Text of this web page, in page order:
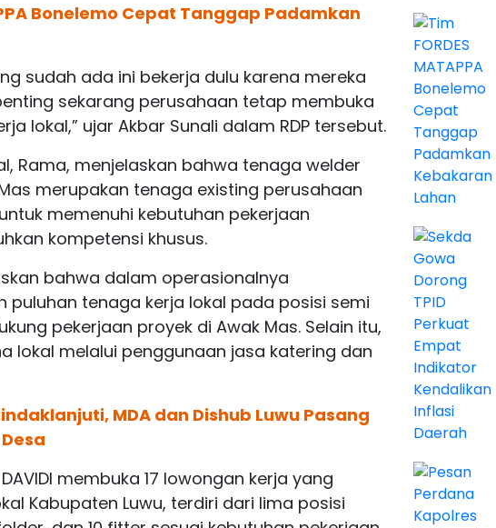
Bonelemo Cepat Tanggap Padamkan
sudah ada ini bekerja dulu karena mereka
sekarang perusahaan tetap membuka
lokal,” ujar Akbar Sunali dalam RDP tersebut.
Rama, menjelaskan bahwa tenaga welder
merupakan tenaga existing perusahaan
memenuhi kebutuhan pekerjaan
kompetensi khusus.
bahwa dalam operasionalnya
tenaga kerja lokal pada posisi semi
pekerjaan proyek di Awak Mas. Selain itu,
lokal melalui penggunaan jasa katering dan
MDA dan Dishub Luwu Pasang
membuka 17 lowongan kerja yang
Kabupaten Luwu, terdiri dari lima posisi